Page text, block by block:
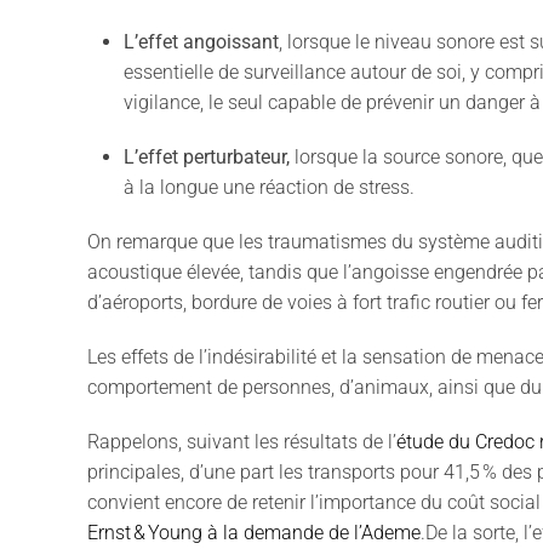
L’effet angoissant, lorsque le niveau sonore est
essentielle de surveillance autour de soi, y
vigilance, le seul capable de prévenir un danger
L’effet perturbateur, lorsque la source sonore,
à la longue une réaction de stress.
On remarque que les traumatismes du système
acoustique élevée, tandis que l’angoisse engendrée
d’aéroports, bordure de voies à fort trafic routier ou
Les effets de l’indésirabilité et la sensation de
comportement de personnes, d’animaux, ainsi que
Rappelons, suivant les résultats de l’étude du Credoc
principales, d’une part les transports pour 41,5% des
convient encore de retenir l’importance du coût
Ernst&Young à la demande de l’Ademe.De la sorte, l’